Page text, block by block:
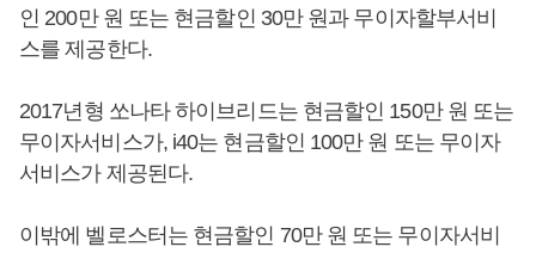
인 200만 원 또는 현금할인 30만 원과 무이자할부서비
스를 제공한다.
2017년형 쏘나타 하이브리드는 현금할인 150만 원 또는
무이자서비스가, i40는 현금할인 100만 원 또는 무이자
서비스가 제공된다.
이밖에 벨로스터는 현금할인 70만 원 또는 무이자서비